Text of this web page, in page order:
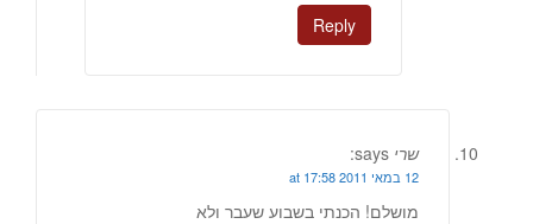
Reply
שרי says:
12 במאי 2011 at 17:58
מושלם! הכנתי בשבוע שעבר ולא